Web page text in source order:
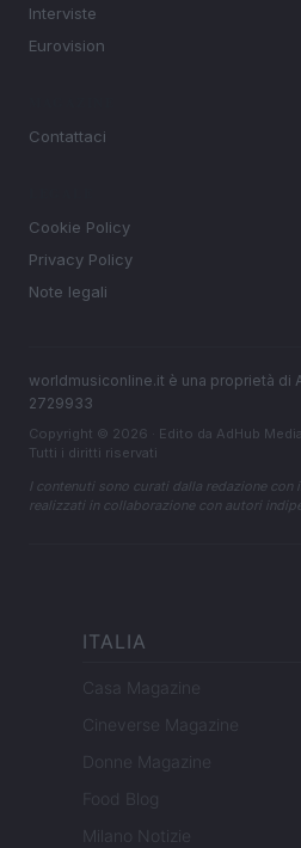
Interviste
Eurovision
Contattaci
Cookie Policy
Privacy Policy
Note legali
worldmusiconline.it è una proprietà di
2729933
Copyright © 2026 · Edito da AdHub
Tutti i diritti riservati
I contenuti sono curati dalla redazione
realizzati in collaborazione con autori
ITALIA
Casa Magazine
Cineverse Magazine
Donne Magazine
Food Blog
Milano Notizie